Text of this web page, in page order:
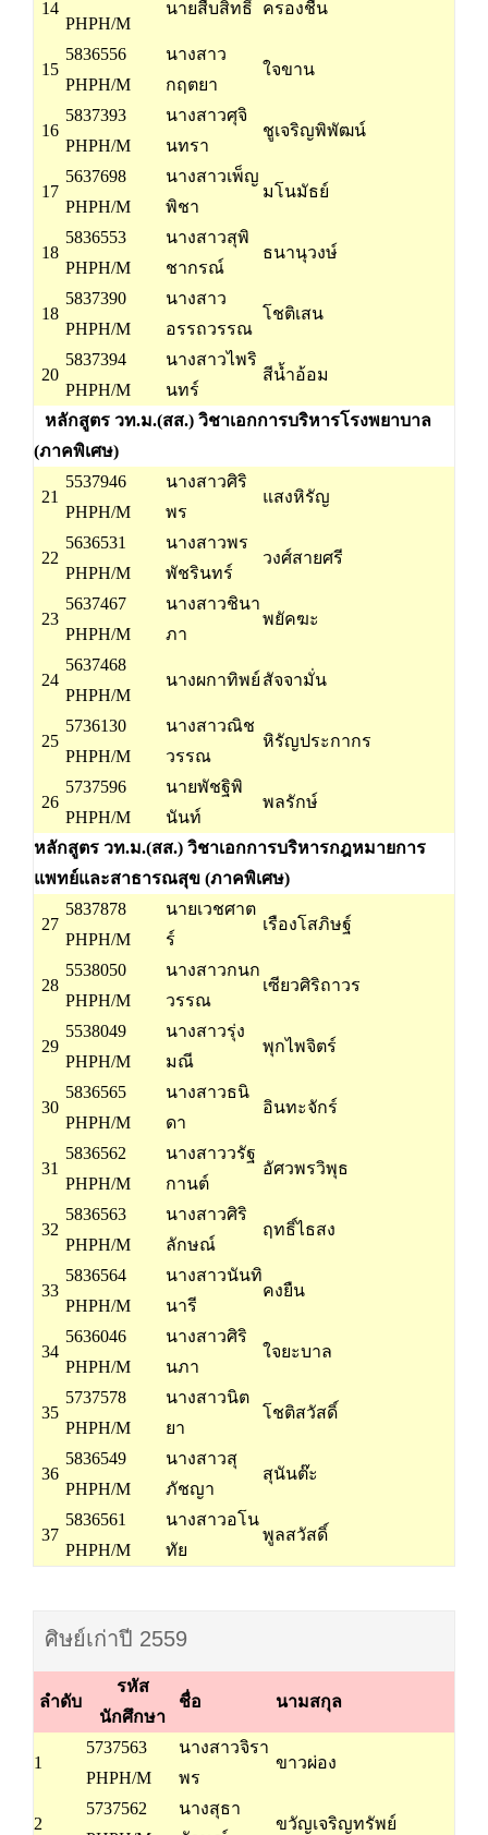
14
PHPH/M
นายสืบสิทธิ์ ครองชื่น
15
5836556
PHPH/M
นางสาว
กฤตยา
ใจขาน
16
5837393
PHPH/M
นางสาวศุจิ
นทรา
ชูเจริญพิพัฒน์
17
5637698
PHPH/M
นางสาวเพ็ญ
พิชา
มโนมัธย์
18
5836553
PHPH/M
นางสาวสุพิ
ชากรณ์
ธนานุวงษ์
18
5837390
PHPH/M
นางสาว
อรรถวรรณ
โชติเสน
20
5837394
PHPH/M
นางสาวไพริ
นทร์
สีน้ำอ้อม
หลักสูตร วท.ม.(สส.) วิชาเอกการบริหารโรงพยาบาล
(ภาคพิเศษ)
21
5537946
PHPH/M
นางสาวศิริ
พร
แสงหิรัญ
22
5636531
PHPH/M
นางสาวพร
พัชรินทร์
วงศ์สายศรี
23
5637467
PHPH/M
นางสาวชินา
ภา
พยัคฆะ
24
5637468
PHPH/M
นางผกาทิพย์ สัจจามั่น
25
5736130
PHPH/M
นางสาวณิช
วรรณ
หิรัญประกากร
26
5737596
PHPH/M
นายพัชฐิพิ
นันท์
พลรักษ์
หลักสูตร วท.ม.(สส.) วิชาเอกการบริหารกฎหมายการ
แพทย์และสาธารณสุข (ภาคพิเศษ)
27
5837878
PHPH/M
นายเวชศาต
ร์
เรืองโสภิษฐ์
28
5538050
PHPH/M
นางสาวกนก
วรรณ
เซียวศิริถาวร
29
5538049
PHPH/M
นางสาวรุ่ง
มณี
พุกไพจิตร์
30
5836565
PHPH/M
นางสาวธนิ
ดา
อินทะจักร์
31
5836562
PHPH/M
นางสาววรัฐ
กานต์
อัศวพรวิพุธ
32
5836563
PHPH/M
นางสาวศิริ
ลักษณ์
ฤทธิ์ไธสง
33
5836564
PHPH/M
นางสาวนันทิ
นารี
คงยืน
34
5636046
PHPH/M
นางสาวศิริ
นภา
ใจยะบาล
35
5737578
PHPH/M
นางสาวนิต
ยา
โชติสวัสดิ์
36
5836549
PHPH/M
นางสาวสุ
ภัชญา
สุนันต๊ะ
37
5836561
PHPH/M
นางสาวอโน
ทัย
พูลสวัสดิ์
ศิษย์เก่าปี 2559
ลำดับ
รหัส
นักศึกษา
ชื่อ นามสกุล
1
5737563
PHPH/M
นางสาวจิรา
พร
ขาวผ่อง
2
5737562
นางสุธา
ขวัญเจริญทรัพย์